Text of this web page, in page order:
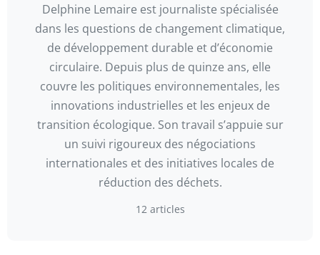
Delphine Lemaire est journaliste spécialisée
dans les questions de changement climatique,
de développement durable et d’économie
circulaire. Depuis plus de quinze ans, elle
couvre les politiques environnementales, les
innovations industrielles et les enjeux de
transition écologique. Son travail s’appuie sur
un suivi rigoureux des négociations
internationales et des initiatives locales de
réduction des déchets.
12 articles